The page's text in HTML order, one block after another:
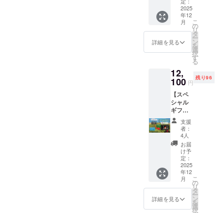
ラバー
ジンオ
リーブ
オイル
× 5
本）–
ご用意
したセ
レク
ション
をお楽
しみく
ださ
い。 •
本シ
リーズ
の新た
な収穫
は今年
11月末
を予定
してお
りま
す。年
末まで
ます。
イベン
トにご
参加い
ない方
には、
トルを
お送り
しま
す。 場
所: 東京
都文京
区本郷
４丁目
時間: 15
時、16
時、17
時、18
時の4つ
から選
択 ※ 各
様限
定。雨
風味を
加えら
れま
す。 お
らご年
配の方
の健康
を気遣
い、良
質なオ
イルを
日常の
食卓に
取り入
れたい
方にお
すすめ
の万能
オイル
です。
【特典
シリー
ズ3 毎
新鮮な
果実や
ハーブ
をオ
リーブ
と一緒
た、添
加物ゼ
ロの天
然フ
レー
バーオ
リーブ
オイル
です。
お選び
いただ
いた2本
のボト
ルで、
サラダ
リル料
理、日
を、収
穫から
わずか4
時間以
内に
で搾
油。 ポ
リフェ
ノール
を豊富
に含
む、希
少でフ
レッ
シュな
初搾り
です。
ガイ
ア・オ
リーバ
は、日
本、イ
洗練さ
れた風
味に興
味のあ
る方
へ、6種
類（タ
リン、
オレン
ジ、レ
モン、
ベルガ
モッ
ト、
ガー
リッ
ク、赤
唐辛
子）の
中から2
種類の
風味を
組み合
わせた
2025
年12
月
詳細を見る
こ
の
リ
タ
ー
ン
を
選
択
す
る
12,
100 円
残り96
【スペ
シャル
ギフト
セット
A（プレ
ミア
ム・オ
リーブ
オイル
（初搾
100%E
VOO）
100ml ×
2本 + 邪
支援
者：
4人
お届
け予
定：
2025
年12
月
詳細を見る
こ
の
リ
タ
ー
ン
を
選
択